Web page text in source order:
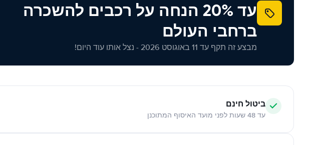
עד 20% הנחה על רכבים להשכרה
ברחבי העולם
מבצע זה תקף עד 11 באוגוסט 2026 - נצל אותו עוד היום!
ביטול חינם
עד 48 שעות לפני מועד האיסוף המתוכנן